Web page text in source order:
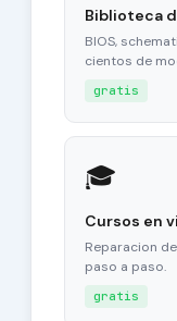
Biblioteca
BIOS,
cientos de
gratis
🎓
Cursos en
Reparacion
paso a paso.
gratis